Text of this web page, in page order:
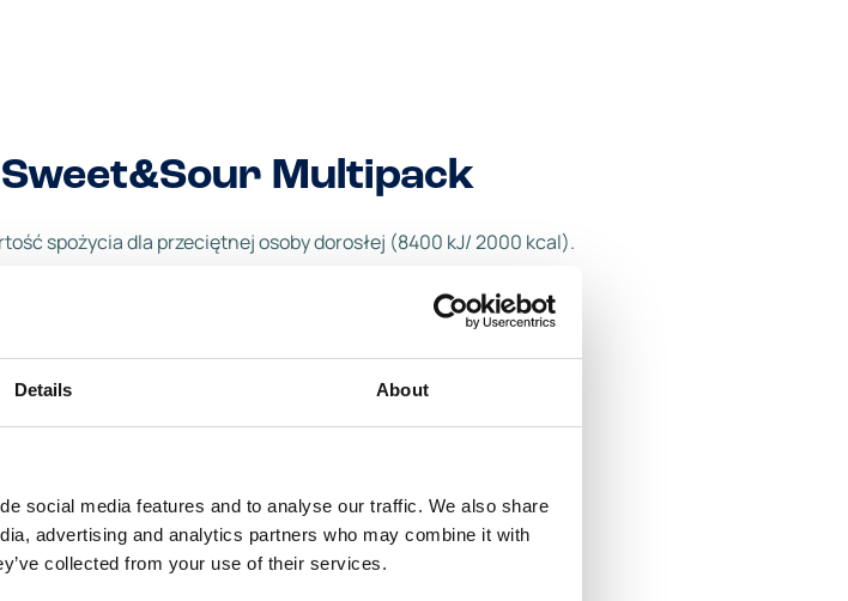
Details About
social media features and to analyse our traffic. We also share
advertising and analytics partners who may combine it with
collected from your use of their services.
Multipack
spożycia dla przeciętnej osoby dorosłej (8400 kJ/ 2000 kcal).